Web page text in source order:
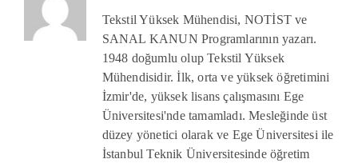
Tekstil Yüksek Mühendisi, NOTİST ve
SANAL KANUN Programlarının yazarı.
1948 doğumlu olup Tekstil Yüksek
Mühendisidir. İlk, orta ve yüksek öğretimini
İzmir'de, yüksek lisans çalışmasını Ege
Üniversitesi'nde tamamladı. Mesleğinde üst
düzey yönetici olarak ve Ege Üniversitesi ile
İstanbul Teknik Üniversitesinde öğretim